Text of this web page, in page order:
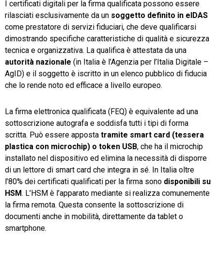
I certificati digitali per la firma qualificata possono essere
rilasciati esclusivamente da un soggetto definito in eIDAS
come prestatore di servizi fiduciari, che deve qualificarsi
dimostrando specifiche caratteristiche di qualità e sicurezza
tecnica e organizzativa. La qualifica è attestata da una
autorità nazionale (in Italia è l’Agenzia per l’Italia Digitale –
AgID) e il soggetto è iscritto in un elenco pubblico di fiducia
che lo rende noto ed efficace a livello europeo.
La firma elettronica qualificata (FEQ) è equivalente ad una
sottoscrizione autografa e soddisfa tutti i tipi di forma
scritta. Può essere apposta tramite smart card (tessera
plastica con microchip) o token USB, che ha il microchip
installato nel dispositivo ed elimina la necessità di disporre
di un lettore di smart card che integra in sé. In Italia oltre
l’80% dei certificati qualificati per la firma sono disponibili su
HSM. L’HSM è l’apparato mediante si realizza comunemente
la firma remota. Questa consente la sottoscrizione di
documenti anche in mobilità, direttamente da tablet o
smartphone.